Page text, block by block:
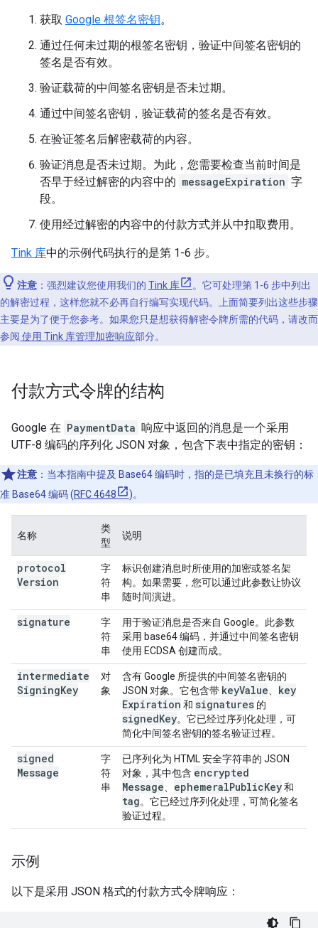
获取 Google 根签名密钥。
通过任何未过期的根签名密钥，验证中间签名密钥的
签名是否有效。
验证载荷的中间签名密钥是否未过期。
通过中间签名密钥，验证载荷的签名是否有效。
在验证签名后解密载荷的内容。
验证消息是否未过期。为此，您需要检查当前时间是
否早于经过解密的内容中的 messageExpiration 字
段。
使用经过解密的内容中的付款方式并从中扣取费用。
Tink 库中的示例代码执行的是第 1-6 步。
注意 ：强烈建议您使用我们的 Tink 库
。它可处理第 1-6 步中列出
的解密过程，这样您就不必再自行编写实现代码。上面简要列出这些步骤
主要是为了便于您参考。如果您只是想获得解密令牌所需的代码，请改而
参阅 使用 Tink 库管理加密响应部分。
付款方式令牌的结构
Google 在 PaymentData 响应中返回的消息是一个采用
UTF-8 编码的序列化 JSON 对象，包含下表中指定的密钥：
注意 ：当本指南中提及 Base64 编码时，指的是已填充且未换行的标
准 Base64 编码 (RFC 4648 )。
名称
类
型
说明
protocol
Version
字
符
串
标识创建消息时所使用的加密或签名架
构。如果需要，您可以通过此参数让协议
随时间演进。
signature
字
符
串
用于验证消息是否来自 Google。此参数
采用 base64 编码，并通过中间签名密钥
使用 ECDSA 创建而成。
intermediate
SigningKey
对
象
含有 Google 所提供的中间签名密钥的
JSON 对象。它包含带 keyValue
key
Expiration 和 signatures 的
signedKey。它已经过序列化处理，可
简化中间签名密钥的签名验证过程。
signed
Message
字
符
串
已序列化为 HTML 安全字符串的 JSON
对象，其中包含 encrypted
Message
ephemeralPublicKey和
tag。它已经过序列化处理，可简化签名
验证过程。
示例
以下是采用 JSON 格式的付款方式令牌响应：